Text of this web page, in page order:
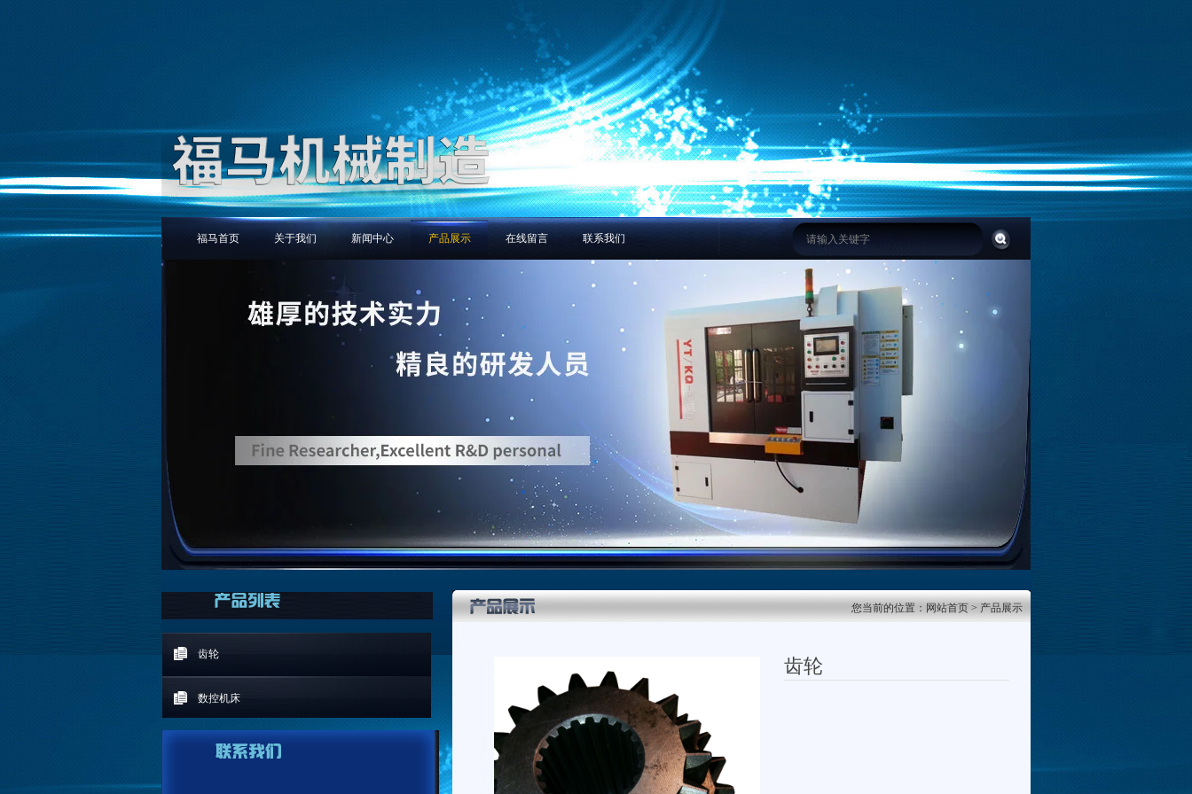
福马首页 关于我们 新闻中心 产品展示 在线留言 联系我们
齿轮
您当前的位置： 网站首页 > 产品展示
齿轮
数控机床